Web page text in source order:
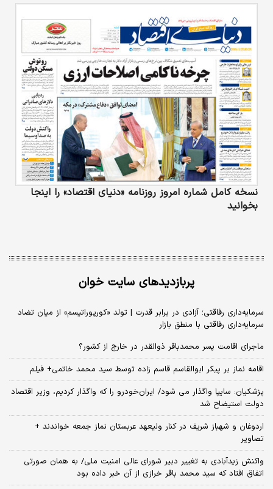
نسخه کامل شماره امروز روزنامه «دنیای‌ اقتصاد» را اینجا
بخوانید
پربازدیدهای سایت خوان
سرمایه‌داری رفاقتی؛ آزادی در برابر قدرت | تولد «کورپوراتیسم» از میان تضاد
سرمایه‌داری رفاقتی با منطق بازار
ماجرای اقامت پسر محمدباقر ذوالقدر در خارج از کشور؟
اقامه نماز بر پیکر ابوالقاسم قاسم زاده توسط سید محمد خاتمی+ فیلم
پزشکیان: سایپا واگذار می شود/ ایران‌خودرو را که واگذار کردیم، وزیر اقتصاد
دولت استیضاح شد
اردوغان و شهباز شریف در کنار ولیعهد عربستان نماز جمعه خواندند +
تصاویر
واکنش زیدآبادی به تغییر دبیر شورای عالی امنیت ملی/ به همان صورتی
اتفاق افتاد که سید محمد باقر خرازی از آن خبر داده بود